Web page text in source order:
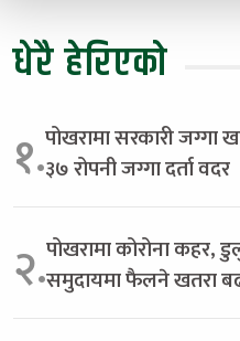
धेरै हेरिएको
१.पोखरामा सरकारी जग्गा
३७ रोपनी जग्गा दर्ता वदर
२.पोखरामा कोरोना कहर,
समुदायमा फैलने खतरा